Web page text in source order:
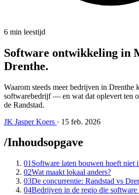
6 min leestijd
Software ontwikkeling in
Drenthe.
Waarom steeds meer bedrijven in Drenthe
softwarebedrijf — en wat dat oplevert ten
de Randstad.
JK Jasper Koers · 15 feb. 2026
/Inhoudsopgave
01 Software laten bouwen hoeft niet
02Wat maakt lokaal anders?
03De concurrentie: Randstad vs
04Bedrijven in de regio die software